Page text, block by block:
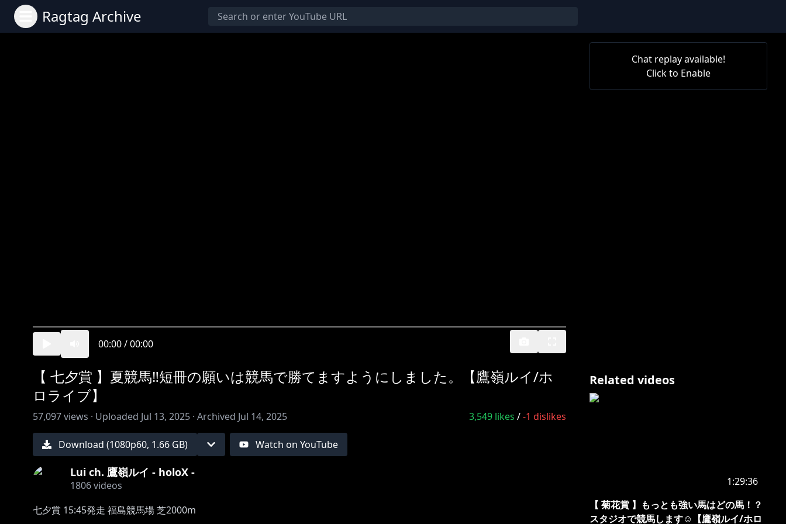
Ragtag Archive
00:00/00:00
Chat replay available!
Click to Enable
【 七夕賞 】夏競馬‼短冊の願いは競馬で勝てますようにしました。【鷹嶺ルイ/ホ
ロライブ】
57,097views · Uploaded Jul 13, 2025 · Archived Jul 14, 2025 3,549 likes /-1 dislikes
Download (1080p60, 1.66 GB) Watch on YouTube
Lui ch. 鷹嶺ルイ - holoX -
1806videos
七夕賞 15:45発走 福島競馬場 芝2000m
Related videos
1:29:36
【 菊花賞 】もっとも強い馬はどの馬！？
スタジオで競馬します☺【鷹嶺ルイ/ホロ